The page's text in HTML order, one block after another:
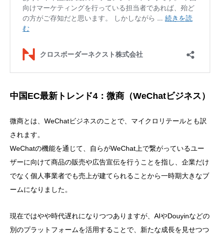
中国EC最新トレンド4：微商（WeChatビジネス）
微商とは、WeChatビジネスのことで、マイクロリテールとも訳
されます。
WeChatの機能を通じて、自らがWeChat上で繋がっているユー
ザーに向けて商品の販売や広告宣伝を行うことを指し、企業だけ
でなく個人事業者でも売上が建てられることから一時期大きなブ
ームになりました。
現在ではやや時代遅れになりつつありますが、AIやDouyinなどの
別のプラットフォームを活用することで、新たな成長を見せつつ